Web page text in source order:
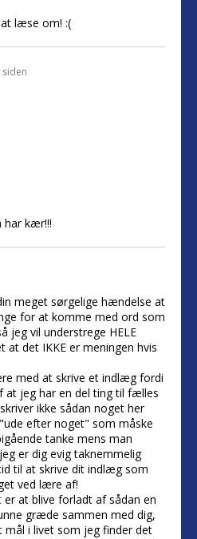
læse om! :(
har kær!!!
meget sørgelige hændelse at
for at komme med ord som
jeg vil understrege HELE
at det IKKE er meningen hvis
med at skrive et indlæg fordi
at jeg har en del ting til fælles
ikke sådan noget her
efter noget" som måske
tanke mens man
er dig evig taknemmelig
til at skrive dit indlæg som
ved lære af!
at blive forladt af sådan en
græde sammen med dig,
i livet som jeg finder det